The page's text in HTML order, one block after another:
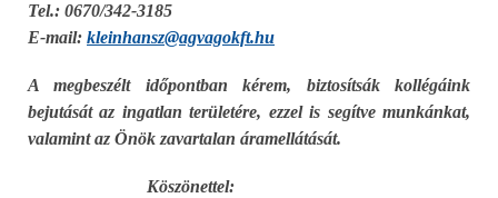
Tel.: 0670/342-3185
E-mail: kleinhansz@agvagokft.hu
A megbeszélt időpontban kérem, biztosítsák kollégáink
bejutását az ingatlan területére, ezzel is segítve munkánkat,
valamint az Önök zavartalan áramellátását.
Köszönettel: